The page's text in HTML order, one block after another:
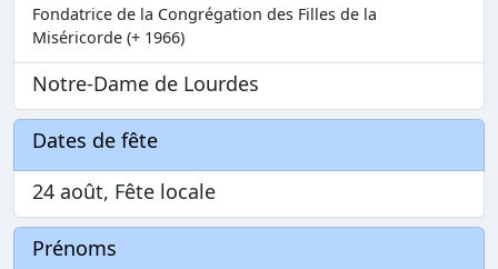
Fondatrice de la Congrégation des Filles de la
Miséricorde (+ 1966)
Notre-Dame de Lourdes
Dates de fête
24 août, Fête locale
Prénoms